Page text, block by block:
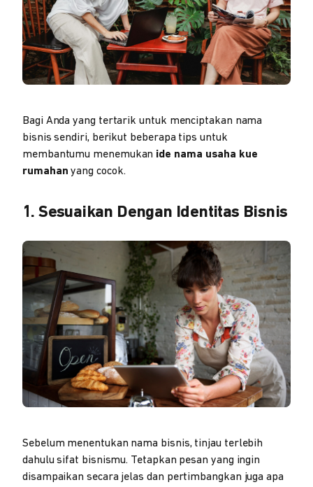
Bagi Anda yang tertarik untuk menciptakan nama
bisnis sendiri, berikut beberapa tips untuk
membantumu menemukan ide nama usaha kue
rumahan yang cocok.
1. Sesuaikan Dengan Identitas Bisnis
Sebelum menentukan nama bisnis, tinjau terlebih
dahulu sifat bisnismu. Tetapkan pesan yang ingin
disampaikan secara jelas dan pertimbangkan juga apa